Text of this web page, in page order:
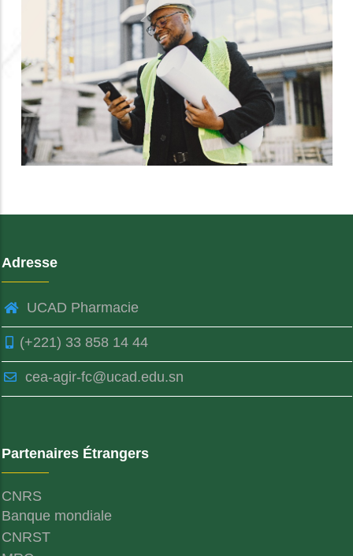
Adresse
UCAD Pharmacie
(+221) 33 858 14 44
cea-agir-fc@ucad.edu.sn
Partenaires Étrangers
CNRS
Banque mondiale
CNRST